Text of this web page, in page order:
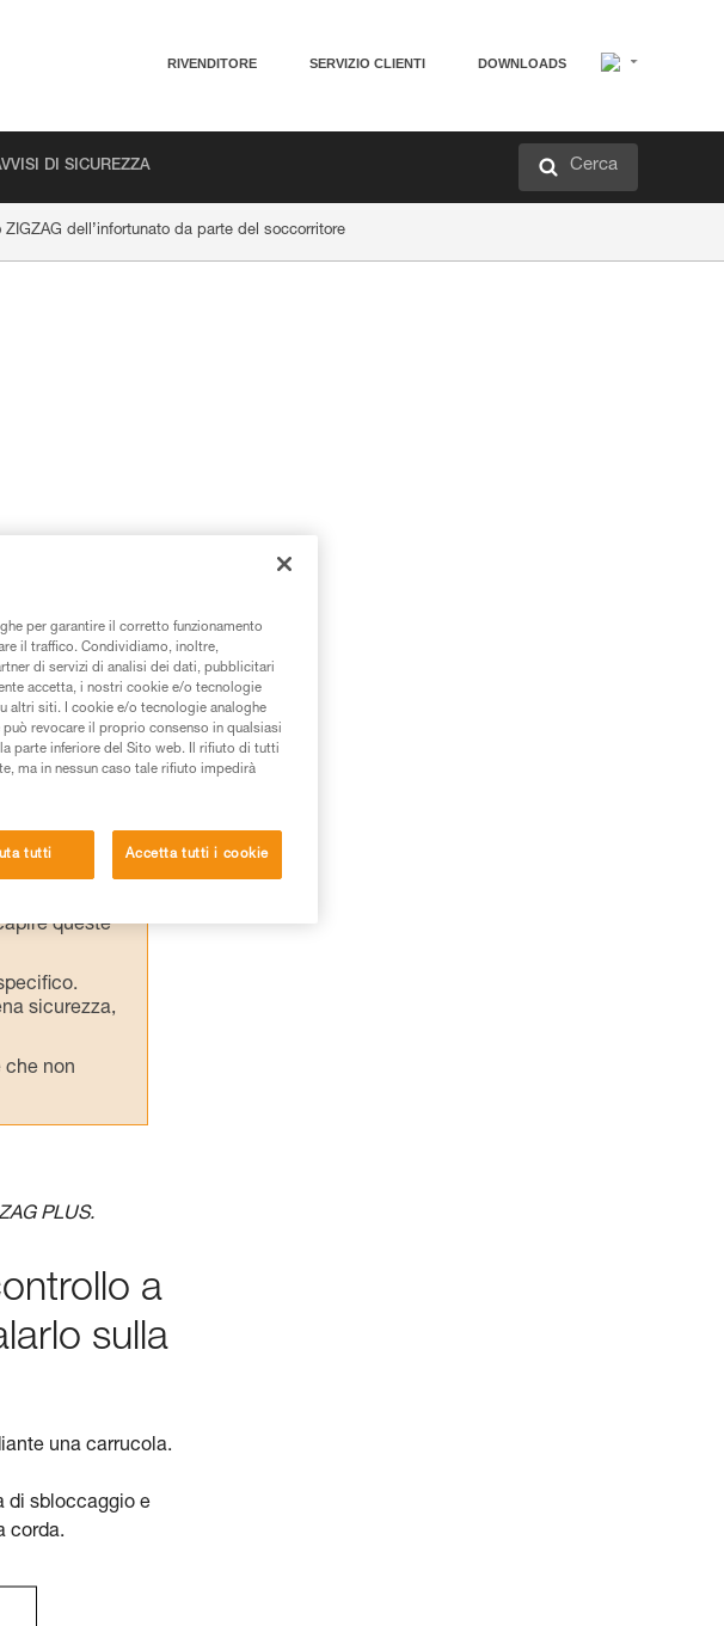
RIVENDITORE SERVIZIO CLIENTI DOWNLOADS
DI SICUREZZA Cerca
dell’infortunato da parte del soccorritore
del
vitale da
rapidamente un
è
nel
prima di
queste
sicurezza,
che non
PLUS.
a
sulla
una carrucola.
di sbloccaggio e
corda.
per garantire il corretto funzionamento
il traffico. Condividiamo, inoltre,
di servizi di analisi dei dati, pubblicitari
accetta, i nostri cookie e/o tecnologie
altri siti. I cookie e/o tecnologie analoghe
può revocare il proprio consenso in qualsiasi
parte inferiore del Sito web. Il rifiuto di tutti
ma in nessun caso tale rifiuto impedirà
tutti Accetta tutti i cookie